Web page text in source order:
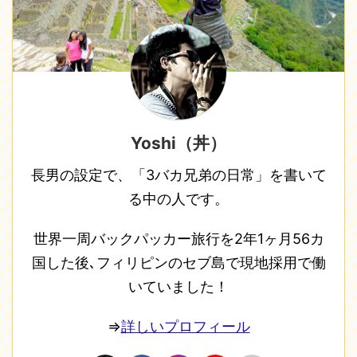
Yoshi（丼）
長男の設定で、「3バカ兄弟の日常」を書いて
る中の人です。
世界一周バックパッカー旅行を2年1ヶ月56カ
国した後､フィリピンのセブ島で現地採用で働
いていました！
⇒詳しいプロフィール